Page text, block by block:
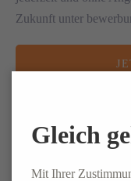
Zukunft unter
Gleich
Mit Ihrer